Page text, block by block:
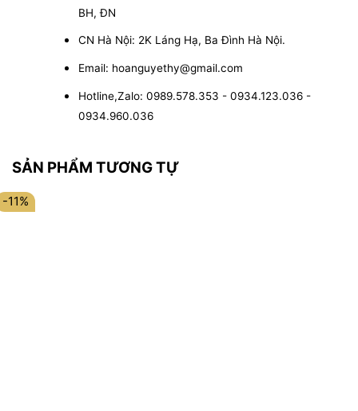
BH, ĐN
CN Hà Nội: 2K Láng Hạ, Ba Đình Hà Nội.
Email: hoanguyethy@gmail.com
Hotline,Zalo: 0989.578.353 - 0934.123.036 -
0934.960.036
SẢN PHẨM TƯƠNG TỰ
-11%